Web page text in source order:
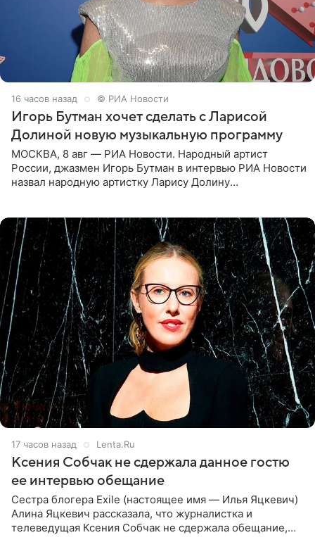
16 часов назад © РИА Новости
Игорь Бутман хочет сделать с Ларисой
Долиной новую музыкальную программу
МОСКВА, 8 авг — РИА Новости. Народный артист
России, джазмен Игорь Бутман в интервью РИА Новости
назвал народную артистку Ларису Долину
17 часов назад Lenta.Ru
Ксения Собчак не сдержала данное гостю
ее интервью обещание
Сестра блогера Exile (настоящее имя — Илья Яцкевич)
Алина Яцкевич рассказала, что журналистка и
телеведущая Ксения Собчак не сдержала обещание,